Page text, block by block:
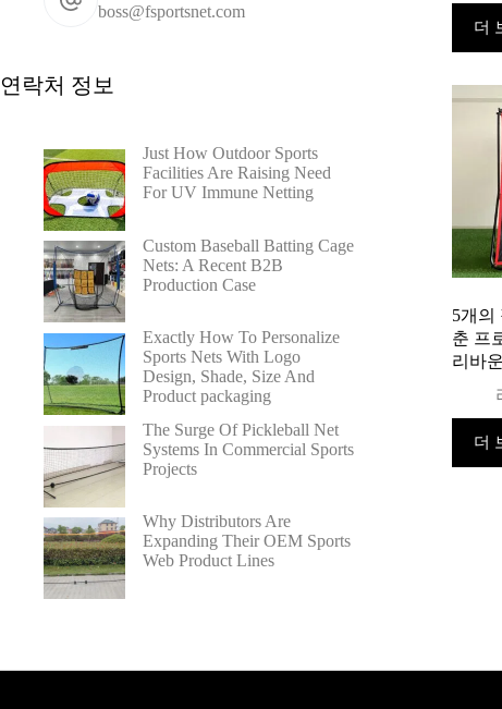
더
5개의
춘 프
리바
더
boss@fsportsnet.com
연락처 정보
Just How Outdoor Sports
Facilities Are Raising Need
For UV Immune Netting
Custom Baseball Batting Cage
Nets: A Recent B2B
Production Case
Exactly How To Personalize
Sports Nets With Logo
Design, Shade, Size And
Product packaging
The Surge Of Pickleball Net
Systems In Commercial Sports
Projects
Why Distributors Are
Expanding Their OEM Sports
Web Product Lines